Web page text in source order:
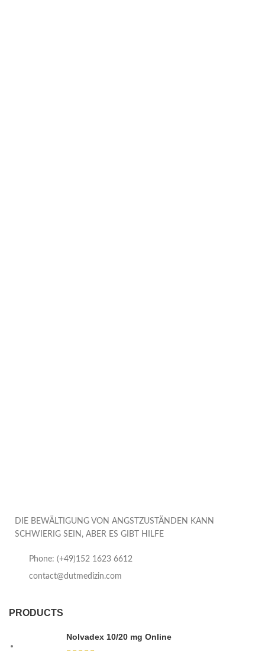
DIE BEWÄLTIGUNG VON ANGSTZUSTÄNDEN KANN
SCHWIERIG SEIN, ABER ES GIBT HILFE
Phone: (+49)152 1623 6612
contact@dutmedizin.com
PRODUCTS
Nolvadex 10/20 mg Online